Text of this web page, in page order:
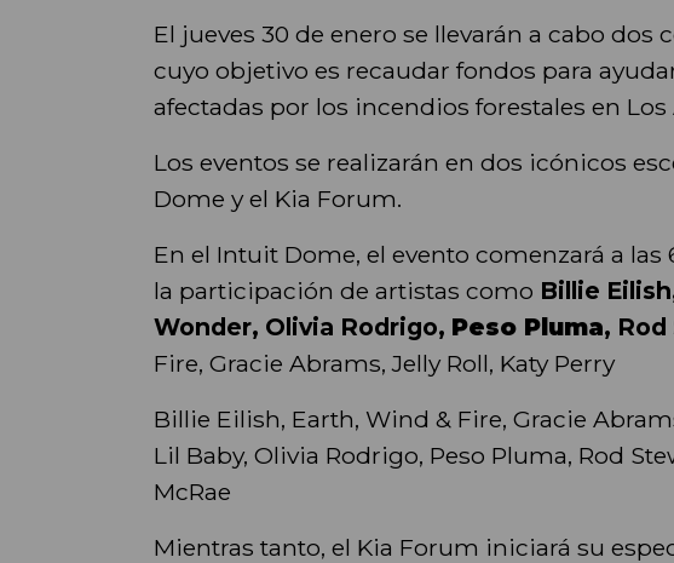
El jueves 30 de enero se llevarán a cabo
cuyo objetivo es recaudar fondos para
afectadas por los incendios forestales en Los
Los eventos se realizarán en dos icónicos
Dome y el Kia Forum.
En el Intuit Dome, el evento comenzará a las
la participación de artistas como Billie
Wonder, Olivia Rodrigo, Peso Pluma,
Fire, Gracie Abrams, Jelly Roll, Katy Perry
Billie Eilish, Earth, Wind & Fire, Gracie
Lil Baby, Olivia Rodrigo, Peso Pluma, Rod
McRae
Mientras tanto, el Kia Forum iniciará su